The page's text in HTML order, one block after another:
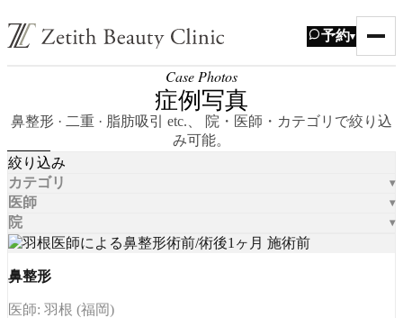
予約▾
Case Photos
症例写真
鼻整形 · 二重 · 脂肪吸引 etc.、 院・医師・カテゴリで絞り込
み可能。
絞り込み
カテゴリ
医師
院
鼻整形
医師: 羽根 (福岡)